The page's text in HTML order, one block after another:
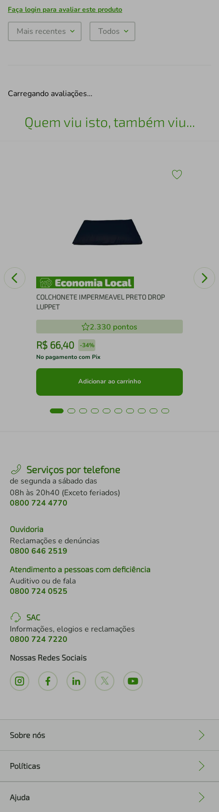
Faça login para avaliar este produto
Mais recentes Todos
Carregando avaliações…
Quem viu isto, também viu...
COLCHONETE IMPERMEAVEL PRETO DROP
LUPPET
2.330 pontos
R$ 66,40 -34%
No pagamento com Pix
Adicionar ao carrinho
Serviços por telefone
de segunda a sábado das
08h às 20h40 (Exceto feriados)
0800 724 4770
Ouvidoria
Reclamações e denúncias
0800 646 2519
Atendimento a pessoas com deficiência
Auditivo ou de fala
0800 724 0525
SAC
Informações, elogios e reclamações
0800 724 7220
Nossas Redes Sociais
Sobre nós
Políticas
Ajuda